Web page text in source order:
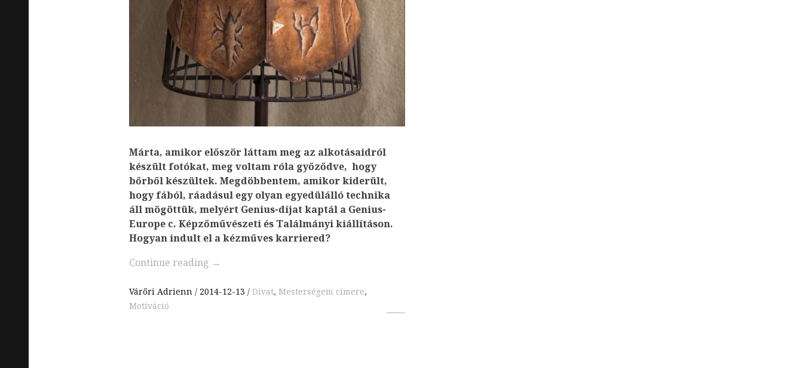
Márta, amikor először láttam meg az alkotásaidról
készült fotókat, meg voltam róla győződve, hogy
bőrből készültek. Megdöbbentem, amikor kiderült,
hogy fából, ráadásul egy olyan egyedülálló technika
áll mögöttük, melyért Genius-díjat kaptál a Genius-
Europe c. Képzőművészeti és Találmányi kiállításon.
Hogyan indult el a kézműves karriered?
Continue reading →
Várőri Adrienn 2014-12-13 Divat, Mesterségem címere,
Motiváció